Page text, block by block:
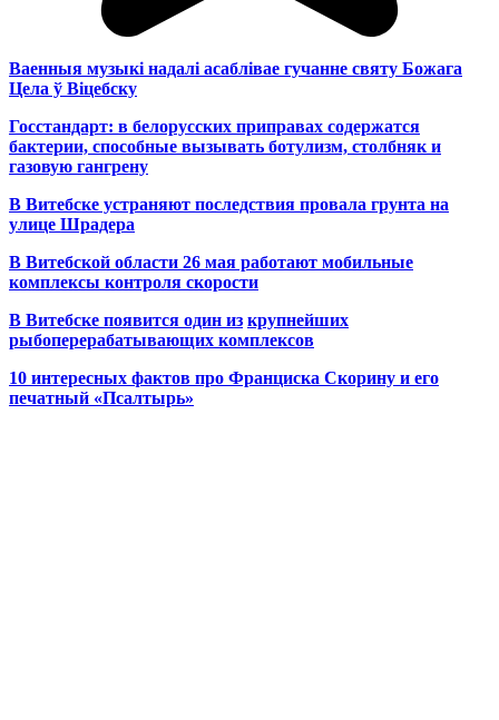
Ваенныя музыкі надалі асаблівае гучанне святу Божага
Цела ў Віцебску
Госстандарт: в белорусских приправах содержатся
бактерии, способные вызывать ботулизм, столбняк и
газовую гангрену
В Витебске устраняют последствия провала грунта на
улице Шрадера
В Витебской области 26 мая работают мобильные
комплексы контроля скорости
В Витебске появится один из крупнейших
рыбоперерабатывающих комплексов
10 интересных фактов про Франциска Скорину и его
печатный «Псалтырь»